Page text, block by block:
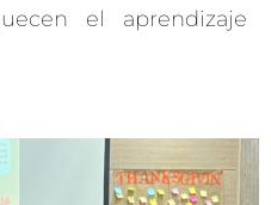
el aprendizaje